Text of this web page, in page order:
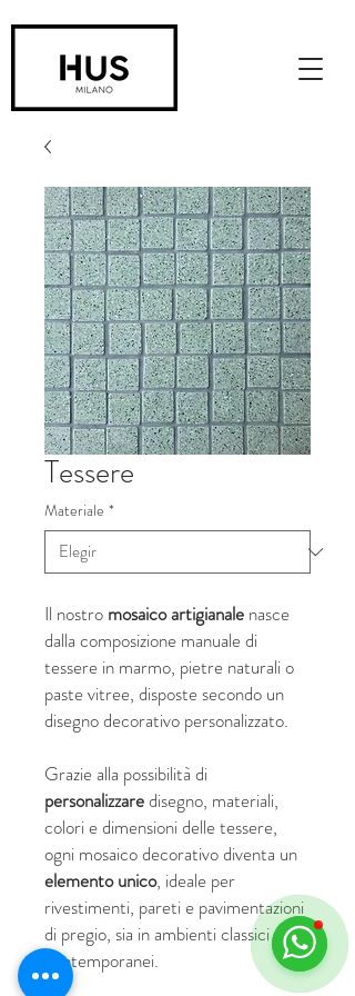
Tessere
Materiale *
Il nostro mosaico artigianale nasce
dalla composizione manuale di
tessere in marmo, pietre naturali o
paste vitree, disposte secondo un
disegno decorativo personalizzato.
Grazie alla possibilità di
personalizzaredisegno, materiali,
colori e dimensioni delle tessere,
ogni mosaico decorativo diventa un
elemento unico, ideale per
rivestimenti, pareti e pavimentazioni
di pregio, sia in ambienti classici che
contemporanei.